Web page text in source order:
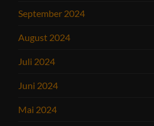
September 2024
August 2024
Juli 2024
Juni 2024
Mai 2024